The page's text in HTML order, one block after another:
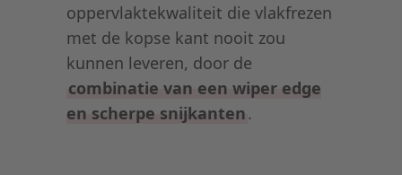
oppervlaktekwaliteit die vlakfrezen
met de kopse kant nooit zou
kunnen leveren, door de
combinatie van een wiper edge
en scherpe snijkanten.